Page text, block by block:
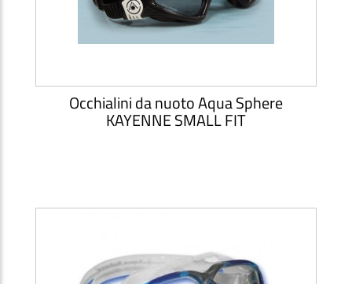
Occhialini da nuoto Aqua Sphere
KAYENNE SMALL FIT